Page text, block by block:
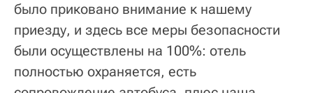
было приковано внимание к нашему
приезду, и здесь все меры безопасности
были осуществлены на 100%: отель
полностью охраняется, есть